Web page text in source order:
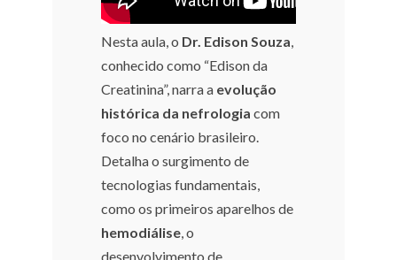
Nesta aula, o Dr. Edison Souza,
conhecido como “Edison da
Creatinina”, narra a evolução
histórica da nefrologia com
foco no cenário brasileiro.
Detalha o surgimento de
tecnologias fundamentais,
como os primeiros aparelhos de
hemodiálise, o
desenvolvimento de